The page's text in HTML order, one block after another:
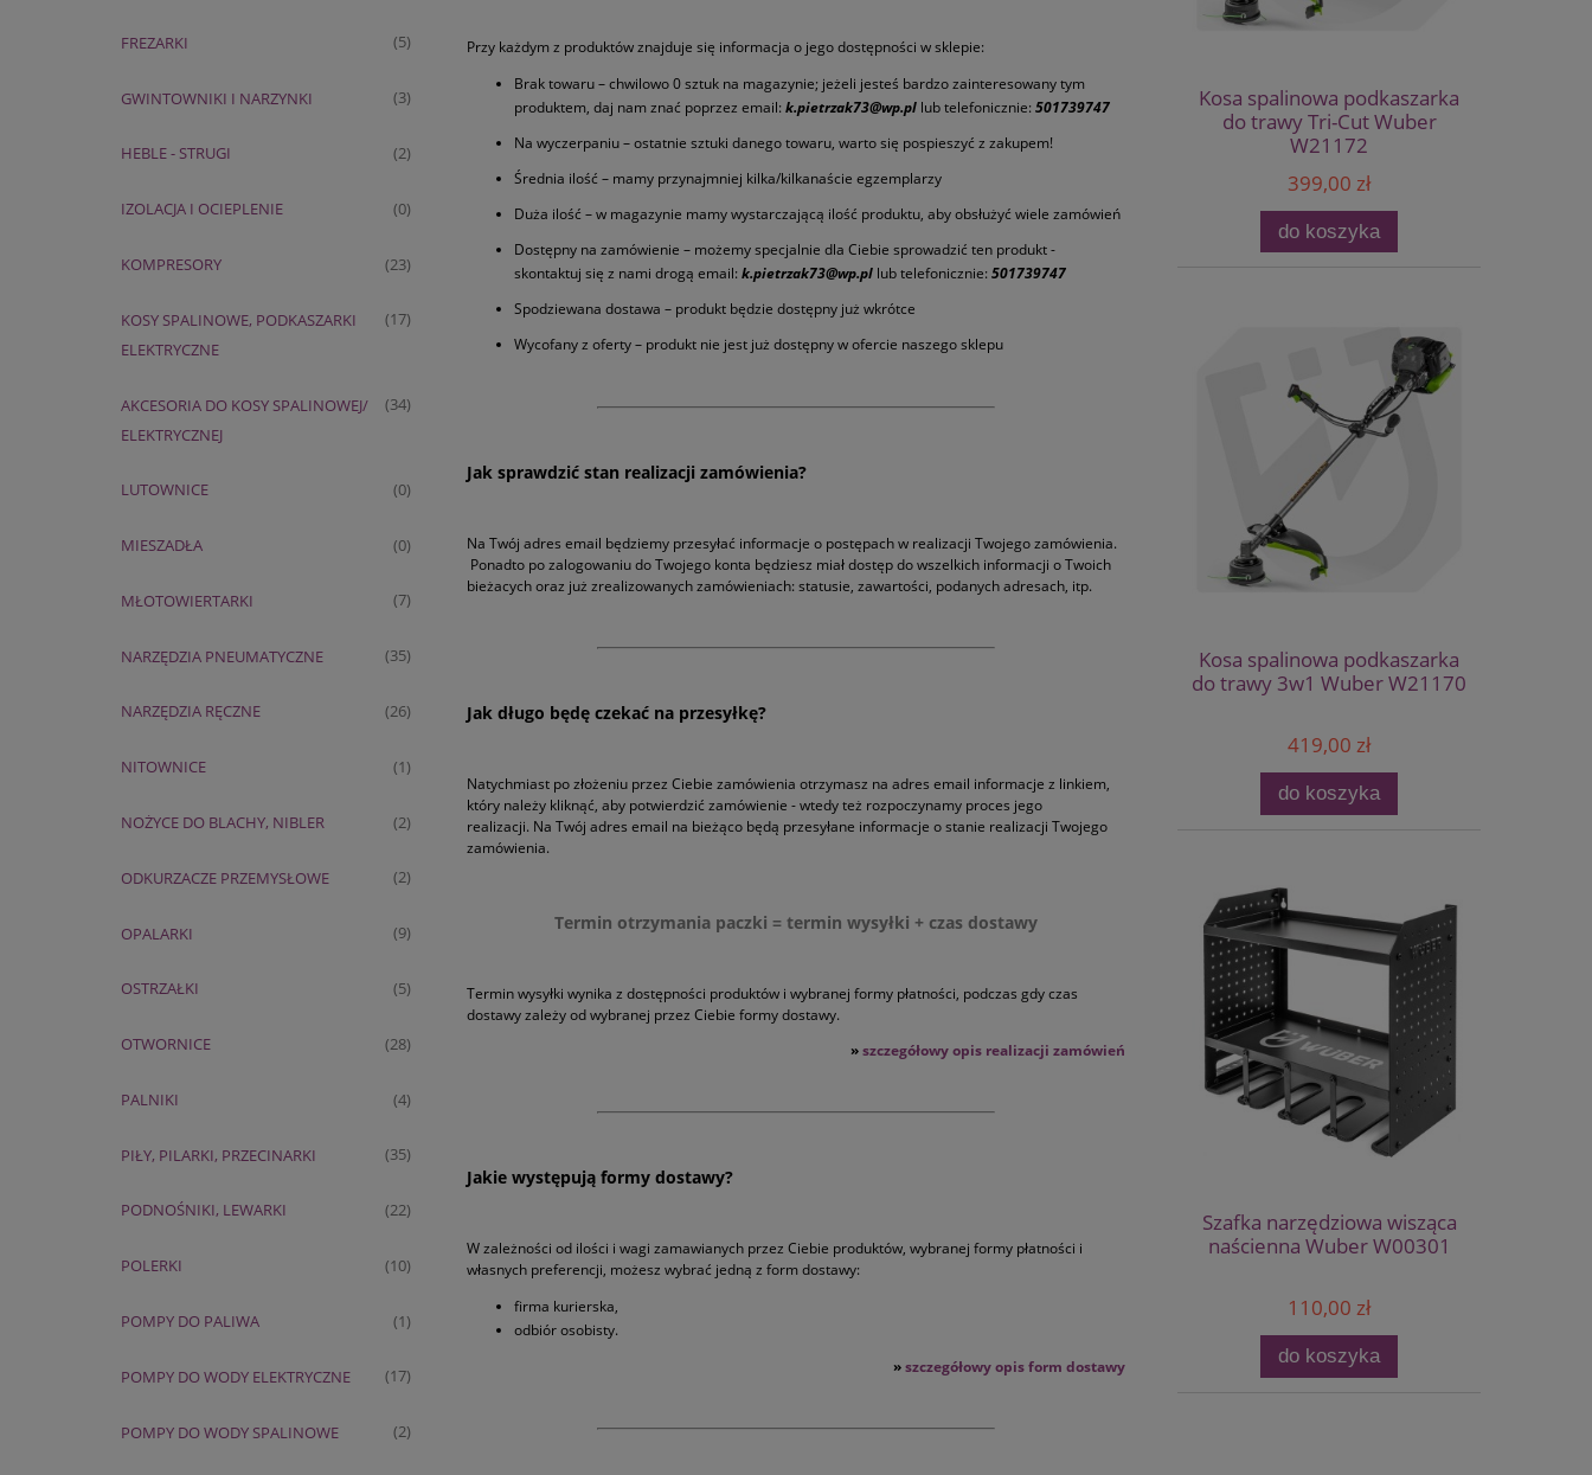
FREZARKI (5)
GWINTOWNIKI I NARZYNKI (3)
HEBLE - STRUGI (2)
IZOLACJA I OCIEPLENIE (0)
KOMPRESORY (23)
KOSY SPALINOWE, PODKASZARKI
ELEKTRYCZNE
(17)
AKCESORIA DO KOSY SPALINOWEJ/
ELEKTRYCZNEJ
(34)
LUTOWNICE (0)
MIESZADŁA (0)
MŁOTOWIERTARKI (7)
NARZĘDZIA PNEUMATYCZNE (35)
NARZĘDZIA RĘCZNE (26)
NITOWNICE (1)
NOŻYCE DO BLACHY, NIBLER (2)
ODKURZACZE PRZEMYSŁOWE (2)
OPALARKI (9)
OSTRZAŁKI (5)
OTWORNICE (28)
PALNIKI (4)
PIŁY, PILARKI, PRZECINARKI (35)
PODNOŚNIKI, LEWARKI (22)
POLERKI (10)
POMPY DO PALIWA (1)
POMPY DO WODY ELEKTRYCZNE (17)
POMPY DO WODY SPALINOWE (2)
Przy każdym z produktów znajduje się informacja o jego dostępności w sklepie:
Brak towaru – chwilowo 0 sztuk na magazynie; jeżeli jesteś bardzo zainteresowany tym
produktem, daj nam znać poprzez email: k.pietrzak73@wp.pl lub telefonicznie: 501739747
Na wyczerpaniu – ostatnie sztuki danego towaru, warto się pospieszyć z zakupem!
Średnia ilość – mamy przynajmniej kilka/kilkanaście egzemplarzy
Duża ilość – w magazynie mamy wystarczającą ilość produktu, aby obsłużyć wiele zamówień
Dostępny na zamówienie – możemy specjalnie dla Ciebie sprowadzić ten produkt -
skontaktuj się z nami drogą email: k.pietrzak73@wp.pl lub telefonicznie: 501739747
Spodziewana dostawa – produkt będzie dostępny już wkrótce
Wycofany z oferty – produkt nie jest już dostępny w ofercie naszego sklepu
Jak sprawdzić stan realizacji zamówienia?
Na Twój adres email będziemy przesyłać informacje o postępach w realizacji Twojego zamówienia.
Ponadto po zalogowaniu do Twojego konta będziesz miał dostęp do wszelkich informacji o Twoich
bieżacych oraz już zrealizowanych zamówieniach: statusie, zawartości, podanych adresach, itp.
Jak długo będę czekać na przesyłkę?
Natychmiast po złożeniu przez Ciebie zamówienia otrzymasz na adres email informacje z linkiem,
który należy kliknąć, aby potwierdzić zamówienie - wtedy też rozpoczynamy proces jego
realizacji. Na Twój adres email na bieżąco będą przesyłane informacje o stanie realizacji Twojego
zamówienia.
Termin otrzymania paczki = termin wysyłki + czas dostawy
Termin wysyłki wynika z dostępności produktów i wybranej formy płatności, podczas gdy czas
dostawy zależy od wybranej przez Ciebie formy dostawy.
»szczegółowy opis realizacji zamówień
Jakie występują formy dostawy?
W zależności od ilości i wagi zamawianych przez Ciebie produktów, wybranej formy płatności i
własnych preferencji, możesz wybrać jedną z form dostawy:
firma kurierska,
odbiór osobisty.
»szczegółowy opis form dostawy
Kosa spalinowa podkaszarka
do trawy Tri-Cut Wuber
W21172
399,00 zł
do koszyka
Kosa spalinowa podkaszarka
do trawy 3w1 Wuber W21170
419,00 zł
do koszyka
Szafka narzędziowa wisząca
naścienna Wuber W00301
110,00 zł
do koszyka